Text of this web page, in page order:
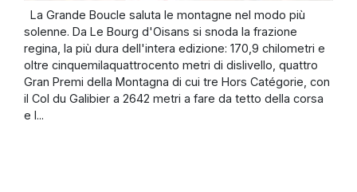
La Grande Boucle saluta le montagne nel modo più
solenne. Da Le Bourg d'Oisans si snoda la frazione
regina, la più dura dell'intera edizione: 170,9 chilometri e
oltre cinquemilaquattrocento metri di dislivello, quattro
Gran Premi della Montagna di cui tre Hors Catégorie, con
il Col du Galibier a 2642 metri a fare da tetto della corsa
e l...